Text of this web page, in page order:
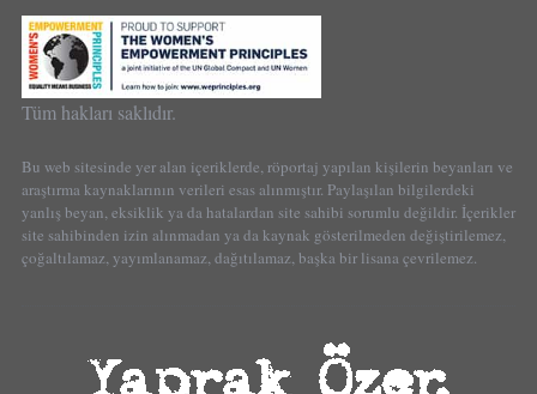
Tüm hakları saklıdır.
Bu web sitesinde yer alan içeriklerde, röportaj yapılan kişilerin beyanları ve
araştırma kaynaklarının verileri esas alınmıştır. Paylaşılan bilgilerdeki
yanlış beyan, eksiklik ya da hatalardan site sahibi sorumlu değildir. İçerikler
site sahibinden izin alınmadan ya da kaynak gösterilmeden değiştirilemez,
çoğaltılamaz, yayımlanamaz, dağıtılamaz, başka bir lisana çevrilemez.